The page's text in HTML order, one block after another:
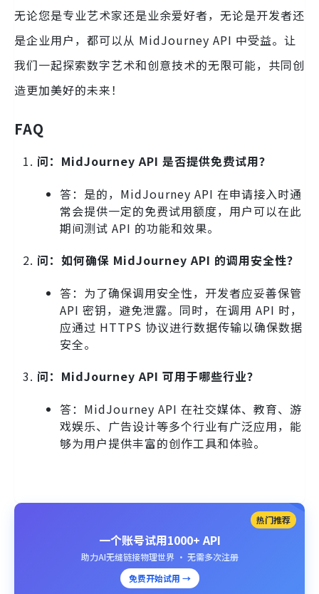
无论您是专业艺术家还是业余爱好者，无论是开发者还
是企业用户，都可以从 MidJourney API 中受益。让
我们一起探索数字艺术和创意技术的无限可能，共同创
造更加美好的未来！
FAQ
问：MidJourney API 是否提供免费试用？
答：是的，MidJourney API 在申请接入时通
常会提供一定的免费试用额度，用户可以在此
期间测试 API 的功能和效果。
问：如何确保 MidJourney API 的调用安全性？
答：为了确保调用安全性，开发者应妥善保管
API 密钥，避免泄露。同时，在调用 API 时，
应通过 HTTPS 协议进行数据传输以确保数据
安全。
问：MidJourney API 可用于哪些行业？
答：MidJourney API 在社交媒体、教育、游
戏娱乐、广告设计等多个行业有广泛应用，能
够为用户提供丰富的创作工具和体验。
热门推荐
一个账号试用1000+ API
助力AI无缝链接物理世界 · 无需多次注册
免费开始试用 →